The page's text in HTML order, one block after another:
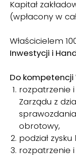
Kapitał
(wpłacony w
Właścicielem
Inwestycji i
Do
rozpatrzenie
Zarządu z
obrotowy,
podział
rozpatrzenie